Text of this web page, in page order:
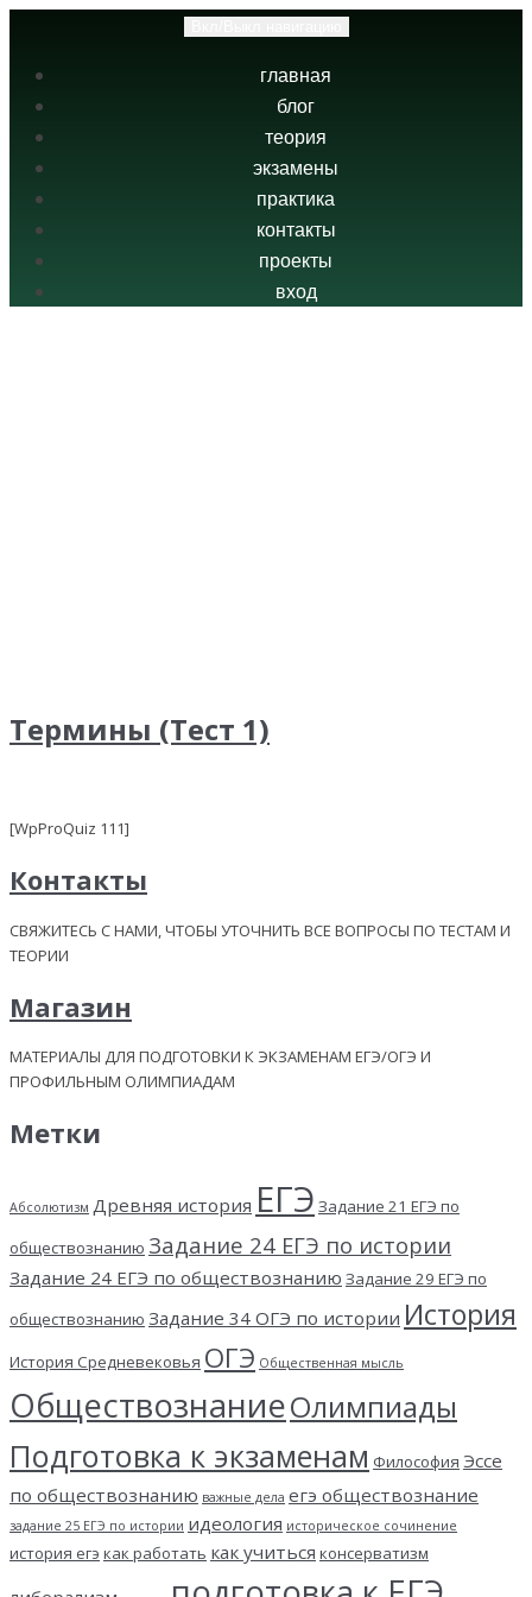
главная
блог
теория
экзамены
практика
контакты
проекты
вход
Термины (Тест 1)
[WpProQuiz 111]
Контакты
СВЯЖИТЕСЬ С НАМИ, ЧТОБЫ УТОЧНИТЬ ВСЕ ВОПРОСЫ ПО ТЕСТАМ И
ТЕОРИИ
Магазин
МАТЕРИАЛЫ ДЛЯ ПОДГОТОВКИ К ЭКЗАМЕНАМ ЕГЭ/ОГЭ И
ПРОФИЛЬНЫМ ОЛИМПИАДАМ
Метки
Абсолютизм Древняя история ЕГЭ Задание 21 ЕГЭ по
обществознанию Задание 24 ЕГЭ по истории
Задание 24 ЕГЭ по обществознанию Задание 29 ЕГЭ по
обществознанию Задание 34 ОГЭ по истории История
История Средневековья ОГЭ Общественная мысль
ОбществознаниеОлимпиады
Подготовка к экзаменам Философия Эссе
по обществознанию важные дела егэ обществознание
задание 25 ЕГЭ по истории идеология историческое сочинение
история егэ как работать как учиться консерватизм